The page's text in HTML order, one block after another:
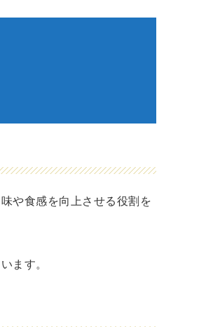
や食感を向上させる役割を
ます。